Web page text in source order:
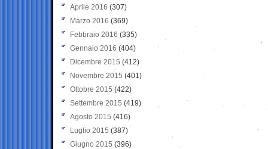
Aprile 2016 (307)
Marzo 2016 (369)
Febbraio 2016 (335)
Gennaio 2016 (404)
Dicembre 2015 (412)
Novembre 2015 (401)
Ottobre 2015 (422)
Settembre 2015 (419)
Agosto 2015 (416)
Luglio 2015 (387)
Giugno 2015 (396)